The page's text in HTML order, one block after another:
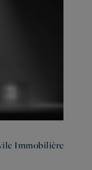
Immobilière